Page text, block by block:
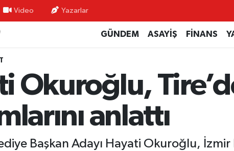
Video Yazarlar
GÜNDEM ASAYİŞ FİNANS
Okuroğlu,
anlattı
Başkan Adayı Hayati Okuroğlu, İzmir
Fikstür